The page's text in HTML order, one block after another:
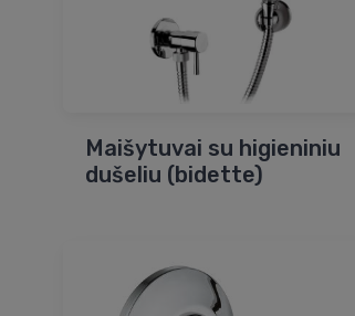
Maišytuvai su higieniniu
dušeliu (bidette)